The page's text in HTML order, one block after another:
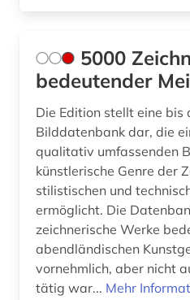
eames (2)
eberhard (1)
edition (2)
editionsphilologie (1)
edo-zeit (1)
edward s. morse (1)
5000
bedeutender
Die Edition stellt eine
Bilddatenbank dar, die
qualitativ umfassenden
künstlerische Genre der
stilistischen und
ermöglicht. Die
zeichnerische Werke
abendländischen
vornehmlich, aber nicht
tätig war... Mehr